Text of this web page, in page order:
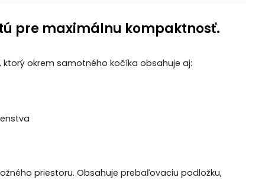
pre maximálnu kompaktnosť.
ktorý okrem samotného kočíka obsahuje aj:
priestoru. Obsahuje prebaľovaciu podložku,